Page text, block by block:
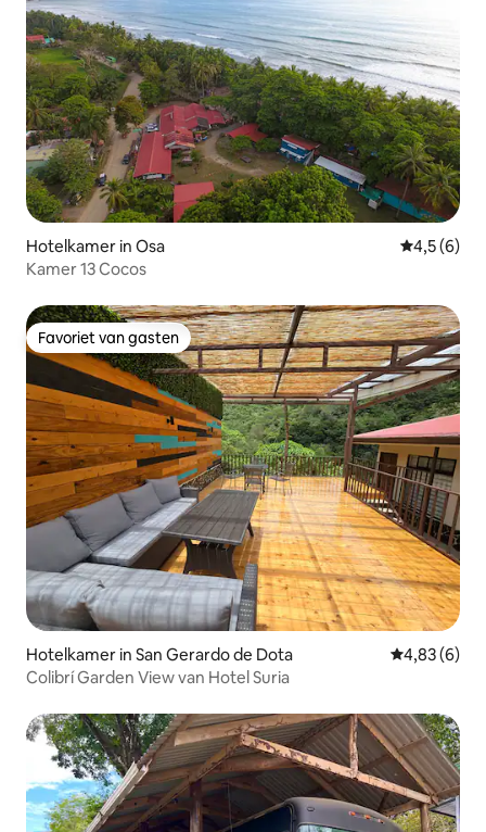
Hotelkamer in Osa
4,5 (6)
Kamer 13 Cocos
Favoriet van gasten
Favoriet van gasten
Hotelkamer in San Gerardo de Dota Gemiddelde
4,83 (6)
Colibrí Garden View van Hotel Suria